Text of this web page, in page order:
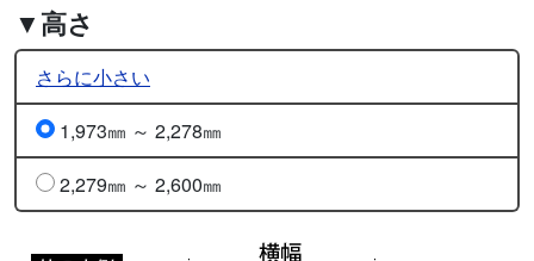
▼高さ
さらに小さい
1,973㎜ ～ 2,278㎜
2,279㎜ ～ 2,600㎜